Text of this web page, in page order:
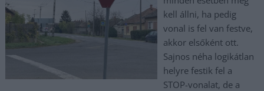
kell állni, ha pedig
vonal is fel van festve,
akkor elsőként ott.
Sajnos néha logikátlan
helyre festik fel a
STOP-vonalat, de a